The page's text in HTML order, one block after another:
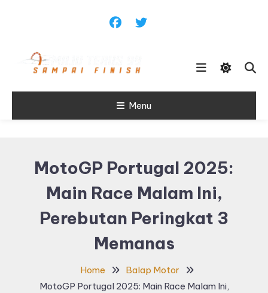
Maju Terus99
Menu
MotoGP Portugal 2025:
Main Race Malam Ini,
Perebutan Peringkat 3
Memanas
Home
Balap Motor
MotoGP Portugal 2025: Main Race Malam Ini,